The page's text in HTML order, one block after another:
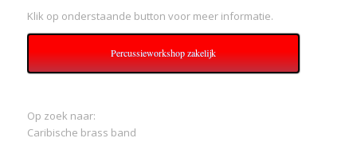
Klik op onderstaande button voor meer informatie.
Percussieworkshop zakelijk
Op zoek naar:
Caribische brass band